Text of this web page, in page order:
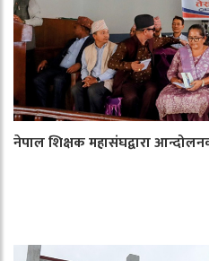
नेपाल शिक्षक महासंघद्वारा